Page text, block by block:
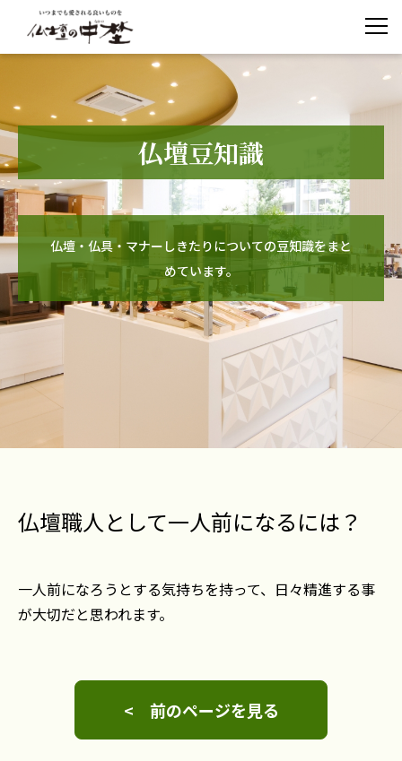
仏壇豆知識
仏壇・仏具・マナーしきたりについての豆知識をまと
めています。
仏壇職人として一人前になるには？
一人前になろうとする気持ちを持って、日々精進する事
が大切だと思われます。
< 前のページを見る